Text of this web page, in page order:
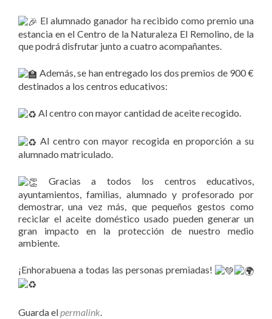
El alumnado ganador ha recibido como premio una
estancia en el Centro de la Naturaleza El Remolino, de la
que podrá disfrutar junto a cuatro acompañantes.
Además, se han entregado los dos premios de 900 €
destinados a los centros educativos:
Al centro con mayor cantidad de aceite recogido.
Al centro con mayor recogida en proporción a su
alumnado matriculado.
Gracias a todos los centros educativos,
ayuntamientos, familias, alumnado y profesorado por
demostrar, una vez más, que pequeños gestos como
reciclar el aceite doméstico usado pueden generar un
gran impacto en la protección de nuestro medio
ambiente.
¡Enhorabuena a todas las personas premiadas!
Guarda el permalink